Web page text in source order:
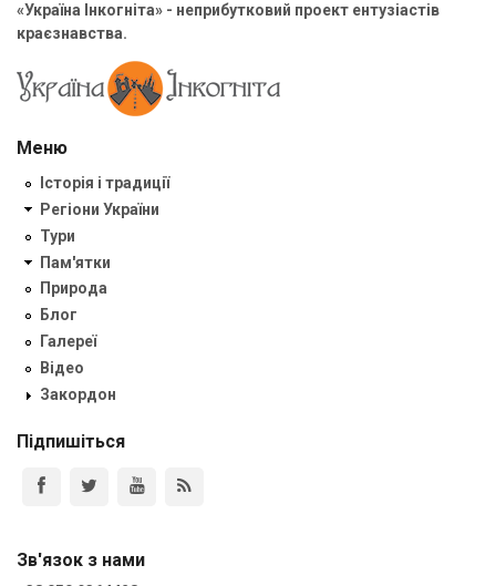
«Україна Інкогніта» - неприбутковий проект ентузіастів
краєзнавства.
Меню
Історія і традиції
Регіони України
Тури
Пам'ятки
Природа
Блог
Галереї
Відео
Закордон
Підпишіться
Зв'язок з нами